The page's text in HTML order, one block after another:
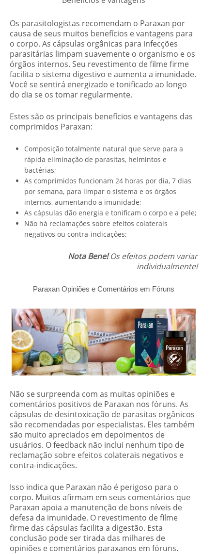
Os parasitologistas recomendam o Paraxan por
causa de seus muitos benefícios e vantagens para
o corpo. As cápsulas orgânicas para infecções
parasitárias limpam suavemente o organismo e os
órgãos internos. Seu revestimento de filme firme
facilita o sistema digestivo e aumenta a imunidade.
Você se sentirá energizado e tonificado ao longo
do dia se os tomar regularmente.
Estes são os principais benefícios e vantagens das
comprimidos Paraxan:
Composição totalmente natural que serve para a
rápida eliminação de parasitas, helmintos e
bactérias;
As comprimidos funcionam 24 horas por dia, 7 dias
por semana, para limpar o sistema e os órgãos
internos, aumentando a imunidade;
As cápsulas dão energia e tonificam o corpo e a pele;
Não há reclamações sobre efeitos colaterais
negativos ou contra-indicações;
Nota Bene!Os efeitos podem variar
individualmente!
Paraxan Opiniões e Comentários em Fóruns
Não se surpreenda com as muitas opiniões e
comentários positivos de Paraxan nos fóruns. As
cápsulas de desintoxicação de parasitas orgânicos
são recomendadas por especialistas. Eles também
são muito apreciados em depoimentos de
usuários. O feedback não inclui nenhum tipo de
reclamação sobre efeitos colaterais negativos e
contra-indicações.
Isso indica que Paraxan não é perigoso para o
corpo. Muitos afirmam em seus comentários que
Paraxan apoia a manutenção de bons níveis de
defesa da imunidade. O revestimento de filme
firme das cápsulas facilita a digestão. Esta
conclusão pode ser tirada das milhares de
opiniões e comentários paraxanos em fóruns.